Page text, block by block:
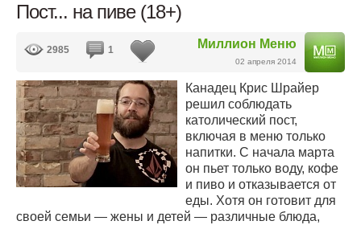
Пост... на пиве (18+)
Миллион Меню
02 апреля 2014
2985 1
Канадец Крис Шрайер
решил соблюдать
католический пост,
включая в меню только
напитки. С начала марта
он пьет только воду, кофе
и пиво и отказывается от
еды. Хотя он готовит для
своей семьи — жены и детей — различные блюда,